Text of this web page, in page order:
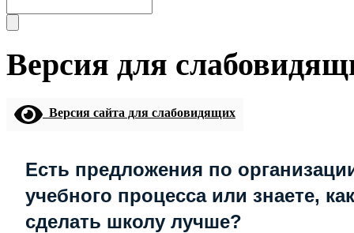
Версия для
Версия сайта для слабовидящих
Есть предложения по
учебного процесса или знаете, как
сделать школу лучше?